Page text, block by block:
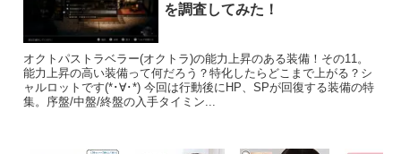
を調査してみた！
オクトパストラベラー(オクトラ)の能力上昇のある装備！その11。
能力上昇の高い装備って何だろう？特化したらどこまで上がる？シ
ャルロットです(*･∀･*) 今回は行動後にHP、SPが回復する装備の特
集。序盤/中盤/終盤の入手タイミン...